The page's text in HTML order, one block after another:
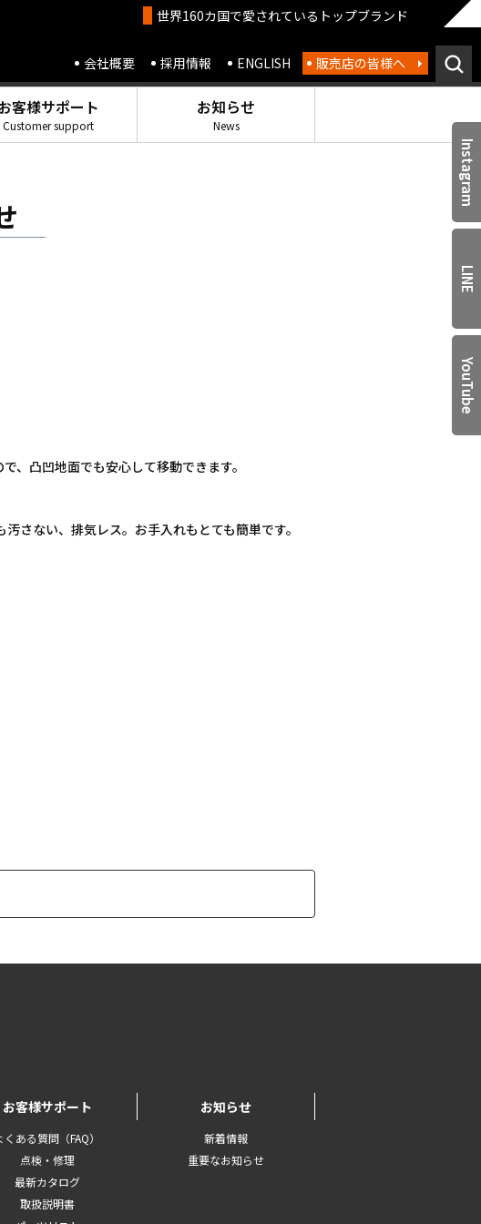
世界160カ国で愛されているトップブランド
会社概要 採用情報 ENGLISH 販売店の皆様へ
客様サポート
Customer support
お知らせ
News
、凸凹地面でも安心して移動できます。
さない、排気レス。お手入れもとても簡単です。
Instagram
LINE
YouTube
お客様サポート
くある質問（FAQ）
点検・修理
最新カタログ
取扱説明書
お知らせ
新着情報
重要なお知らせ